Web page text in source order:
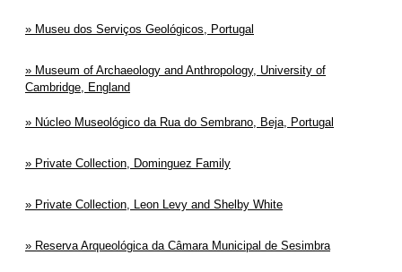
Museu dos Serviços Geológicos, Portugal
Museum of Archaeology and Anthropology, University of
Cambridge, England
Núcleo Museológico da Rua do Sembrano, Beja, Portugal
Private Collection, Dominguez Family
Private Collection, Leon Levy and Shelby White
Reserva Arqueológica da Câmara Municipal de Sesimbra